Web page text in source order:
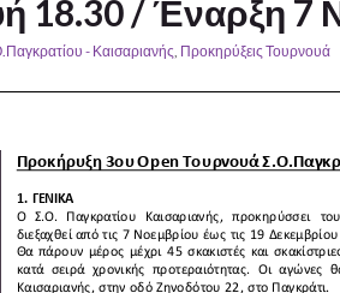
18.30 / Έναρξη 7
- Καισαριανής, Προκηρύξεις Τουρνουά